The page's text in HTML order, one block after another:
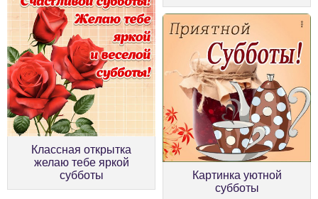
Классная открытка
желаю тебе яркой
субботы
Картинка уютной
субботы